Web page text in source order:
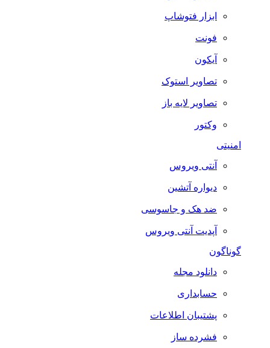
ابزار فتوشاپ
فونت
آیکون
تصاویر استوک
تصاویر لایه باز
وکتور
امنیتی
آنتی ویروس
دیواره آتشین
ضد هک و جاسوسی
آپدیت آنتی ویروس
گوناگون
دانلود مجله
حسابداری
پشتیبان اطلاعات
فشرده ساز